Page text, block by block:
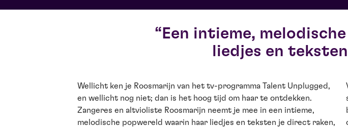
Een intieme,
liedjes en
Wellicht ken je Roosmarijn van het tv-programma Talent Unplugged,
en wellicht nog niet; dan is het hoog tijd om haar te ontdekken.
Zangeres en altvioliste Roosmarijn neemt je mee in een intieme,
melodische popwereld waarin haar liedjes en teksten je direct raken,